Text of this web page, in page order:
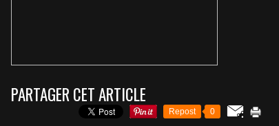
PARTAGER CET ARTICLE
Repost 0